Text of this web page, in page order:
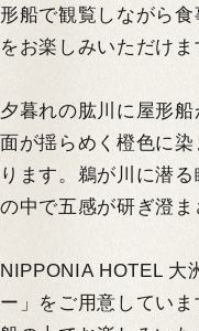
形船で観覧しながら食
をお楽しみいただけま
夕暮れの肱川に屋形
面が揺らめく橙色に
ります。鵜が川に潜
の中で五感が研ぎ澄ま
NIPPONIA HOTEL 大
ー」をご用意してい